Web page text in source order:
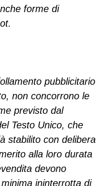
forme di
pubblicitario
non concorrono le
previsto dal
Testo Unico, che
stabilito con delibera
alla loro durata
devono
ininterrotta di